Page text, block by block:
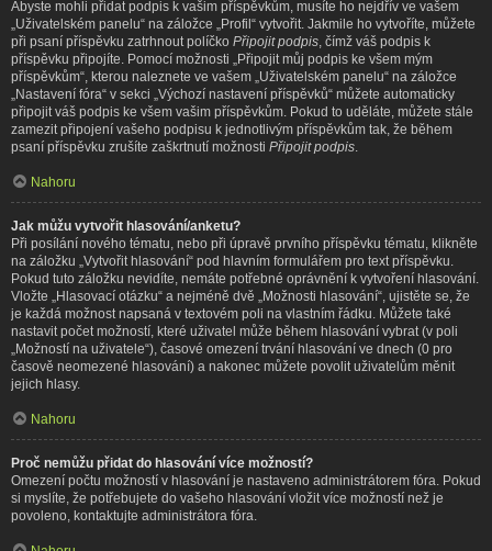
Abyste mohli přidat podpis k vašim příspěvkům, musíte ho nejdřív ve vašem
„Uživatelském panelu“ na záložce „Profil“ vytvořit. Jakmile ho vytvoříte, můžete
při psaní příspěvku zatrhnout políčko Připojit podpis , čímž váš podpis k
příspěvku připojíte. Pomocí možnosti „Připojit můj podpis ke všem mým
příspěvkům“, kterou naleznete ve vašem „Uživatelském panelu“ na záložce
„Nastavení fóra“ v sekci „Výchozí nastavení příspěvků“ můžete automaticky
připojit váš podpis ke všem vašim příspěvkům. Pokud to uděláte, můžete stále
zamezit připojení vašeho podpisu k jednotlivým příspěvkům tak, že během
psaní příspěvku zrušíte zaškrtnutí možnosti Připojit podpis
Nahoru
Jak můžu vytvořit hlasování/anketu?
Při posílání nového tématu, nebo při úpravě prvního příspěvku tématu, klikněte
na záložku „Vytvořit hlasování“ pod hlavním formulářem pro text příspěvku.
Pokud tuto záložku nevidíte, nemáte potřebné oprávnění k vytvoření hlasování.
Vložte „Hlasovací otázku“ a nejméně dvě „Možnosti hlasování“, ujistěte se, že
je každá možnost napsaná v textovém poli na vlastním řádku. Můžete také
nastavit počet možností, které uživatel může během hlasování vybrat (v poli
„Možností na uživatele“), časové omezení trvání hlasování ve dnech (0 pro
časově neomezené hlasování) a nakonec můžete povolit uživatelům měnit
jejich hlasy.
Nahoru
Proč nemůžu přidat do hlasování více možností?
Omezení počtu možností v hlasování je nastaveno administrátorem fóra. Pokud
si myslíte, že potřebujete do vašeho hlasování vložit více možností než je
povoleno, kontaktujte administrátora fóra.